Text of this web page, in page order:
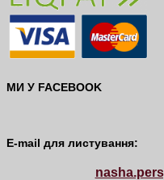
МИ У FACEBOOK
E-mail для листування: